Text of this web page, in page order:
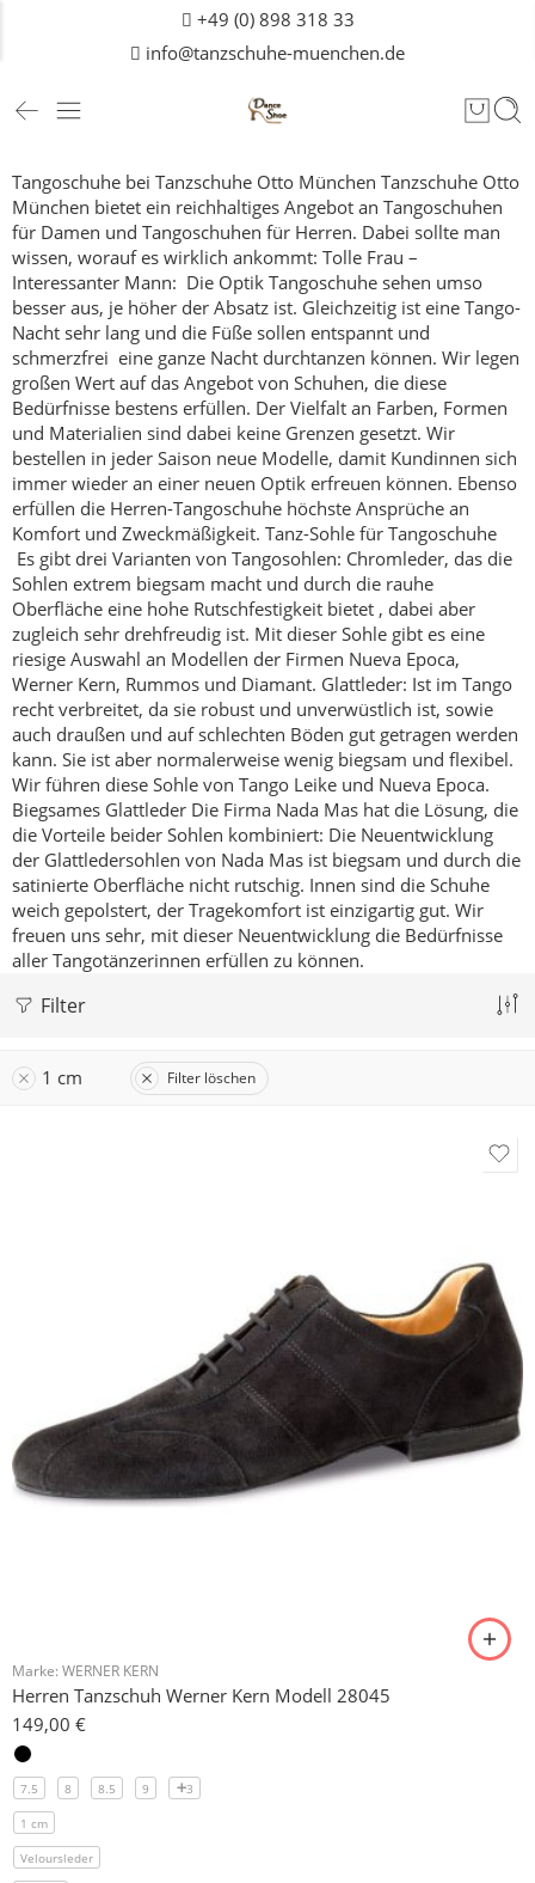
+49 (0) 898 318 33
info@tanzschuhe-muenchen.de
Tangoschuhe bei Tanzschuhe Otto München Tanzschuhe Otto
München bietet ein reichhaltiges Angebot an Tangoschuhen
für Damen und Tangoschuhen für Herren. Dabei sollte man
wissen, worauf es wirklich ankommt: Tolle Frau –
Interessanter Mann: Die Optik Tangoschuhe sehen umso
besser aus, je höher der Absatz ist. Gleichzeitig ist eine Tango-
Nacht sehr lang und die Füße sollen entspannt und
schmerzfrei eine ganze Nacht durchtanzen können. Wir legen
großen Wert auf das Angebot von Schuhen, die diese
Bedürfnisse bestens erfüllen. Der Vielfalt an Farben, Formen
und Materialien sind dabei keine Grenzen gesetzt. Wir
bestellen in jeder Saison neue Modelle, damit Kundinnen sich
immer wieder an einer neuen Optik erfreuen können. Ebenso
erfüllen die Herren-Tangoschuhe höchste Ansprüche an
Komfort und Zweckmäßigkeit. Tanz-Sohle für Tangoschuhe
Es gibt drei Varianten von Tangosohlen: Chromleder, das die
Sohlen extrem biegsam macht und durch die rauhe
Oberfläche eine hohe Rutschfestigkeit bietet , dabei aber
zugleich sehr drehfreudig ist. Mit dieser Sohle gibt es eine
riesige Auswahl an Modellen der Firmen Nueva Epoca,
Werner Kern, Rummos und Diamant. Glattleder: Ist im Tango
recht verbreitet, da sie robust und unverwüstlich ist, sowie
auch draußen und auf schlechten Böden gut getragen werden
kann. Sie ist aber normalerweise wenig biegsam und flexibel.
Wir führen diese Sohle von Tango Leike und Nueva Epoca.
Biegsames Glattleder Die Firma Nada Mas hat die Lösung, die
die Vorteile beider Sohlen kombiniert: Die Neuentwicklung
der Glattledersohlen von Nada Mas ist biegsam und durch die
satinierte Oberfläche nicht rutschig. Innen sind die Schuhe
weich gepolstert, der Tragekomfort ist einzigartig gut. Wir
freuen uns sehr, mit dieser Neuentwicklung die Bedürfnisse
aller Tangotänzerinnen erfüllen zu können.
Filter
1 cm Filter löschen
Marke: WERNER KERN
Herren Tanzschuh Werner Kern Modell 28045
149,00 €
7.5 8 8.5 9 3
1 cm
Veloursleder